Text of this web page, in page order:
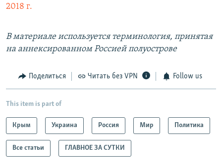
2018 г.
В материале используется терминология, принятая
на аннексированном Россией полуострове
Поделиться Читать без VPN Follow us
This item is part of
Крым Украина Россия Мир Политика
Все статьи ГЛАВНОЕ ЗА СУТКИ